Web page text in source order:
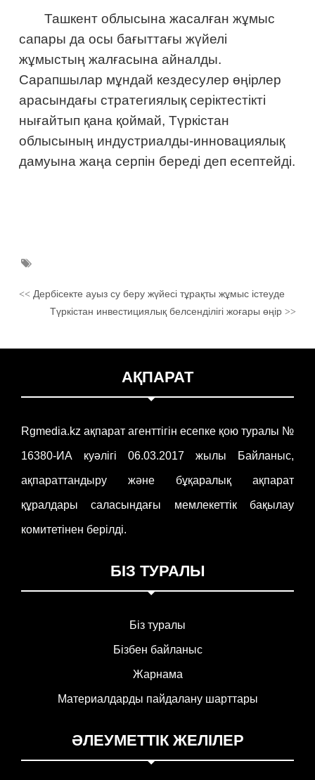
Ташкент облысына жасалған жұмыс
сапары да осы бағыттағы жүйелі
жұмыстың жалғасына айналды.
Сарапшылар мұндай кездесулер өңірлер
арасындағы стратегиялық серіктестікті
нығайтып қана қоймай, Түркістан
облысының индустриалды-инновациялық
дамуына жаңа серпін береді деп есептейді.
<<Дербісекте ауыз су беру жүйесі тұрақты жұмыс істеуде
Түркістан инвестициялық белсенділігі жоғары өңір>>
АҚПАРАТ
Rgmedia.kz ақпарат агенттігін есепке қою туралы №
16380-ИА куәлігі 06.03.2017 жылы Байланыс,
ақпараттандыру және бұқаралық ақпарат
құралдары саласындағы мемлекеттік бақылау
комитетінен берілді.
БІЗ ТУРАЛЫ
Біз туралы
Бізбен байланыс
Жарнама
Материалдарды пайдалану шарттары
ӘЛЕУМЕТТІК ЖЕЛІЛЕР